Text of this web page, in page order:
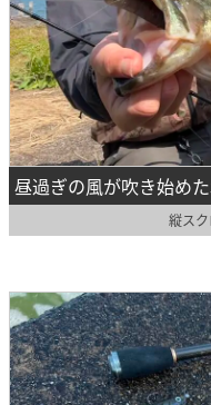
昼過ぎの風が吹き始め
縦ス